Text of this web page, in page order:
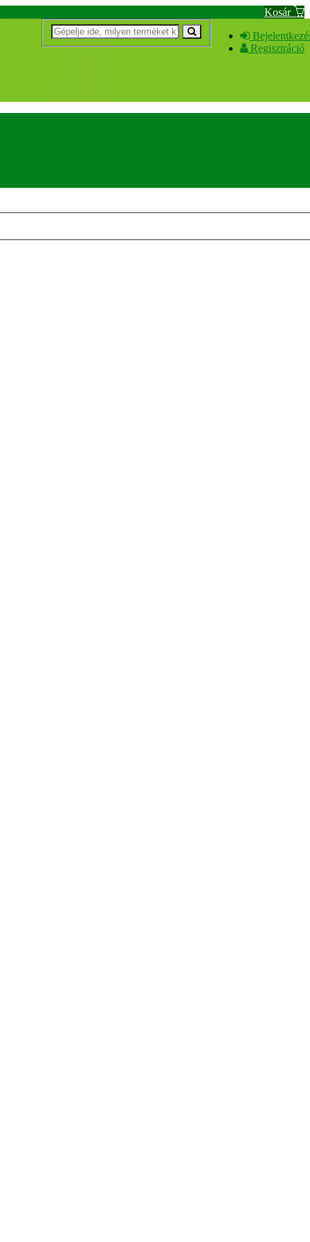
Kosár
Regisztráció